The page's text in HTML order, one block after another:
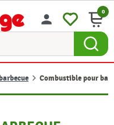
person 0
Combustible pour